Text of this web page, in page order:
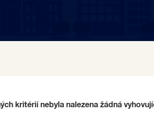
kritérií nebyla nalezena žádná